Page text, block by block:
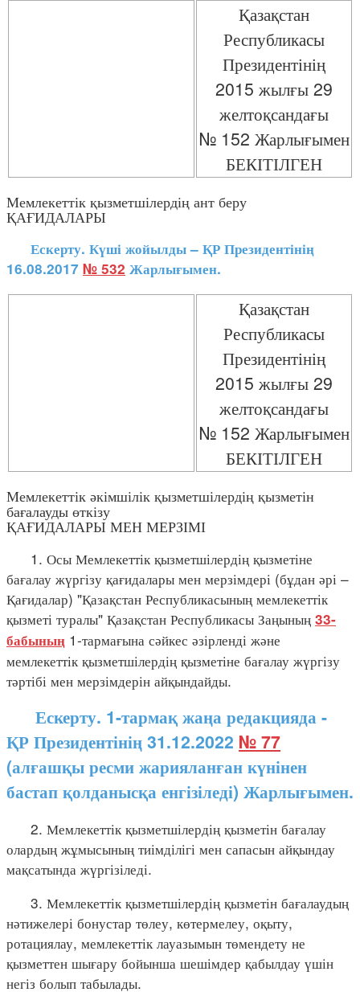
Қазақстан
Республикасы
Президентінің
2015 жылғы 29
желтоқсандағы
№ 152 Жарлығымен
БЕКІТІЛГЕН
Мемлекеттік қызметшілердің ант беру
ҚАҒИДАЛАРЫ
Ескерту. Күші жойылды – ҚР Президентінің
16.08.2017 № 532 Жарлығымен.
Қазақстан
Республикасы
Президентінің
2015 жылғы 29
желтоқсандағы
№ 152 Жарлығымен
БЕКІТІЛГЕН
Мемлекеттік әкімшілік қызметшілердің қызметін
бағалауды өткізу
ҚАҒИДАЛАРЫ МЕН МЕРЗІМІ
1. Осы Мемлекеттік қызметшілердің қызметіне
бағалау жүргізу қағидалары мен мерзімдері (бұдан әрі –
Қағидалар) "Қазақстан Республикасының мемлекеттік
қызметі туралы" Қазақстан Республикасы Заңының 33-
бабының 1-тармағына сәйкес әзірленді және
мемлекеттік қызметшілердің қызметіне бағалау жүргізу
тәртібі мен мерзімдерін айқындайды.
Ескерту. 1-тармақ жаңа редакцияда -
ҚР Президентінің 31.12.2022 № 77
(алғашқы ресми жарияланған күнінен
бастап қолданысқа енгізіледі) Жарлығымен.
2. Мемлекеттік қызметшілердің қызметін бағалау
олардың жұмысының тиімділігі мен сапасын айқындау
мақсатында жүргізіледі.
3. Мемлекеттік қызметшілердің қызметін бағалаудың
нәтижелері бонустар төлеу, көтермелеу, оқыту,
ротациялау, мемлекеттік лауазымын төмендету не
қызметтен шығару бойынша шешімдер қабылдау үшін
негіз болып табылады.